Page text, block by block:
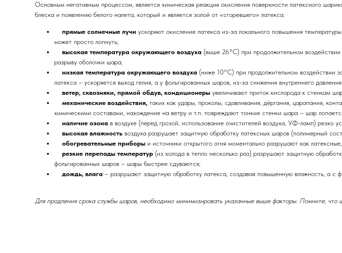
Основным негативным процессом, является химическая реакция окисления поверхности латексного
блеска и появлению белого налета, который и является золой от «сгоревшего» латекса.
прямые солнечные лучи ускоряют окисление латекса из-за локального повышения
может просто лопнуть;
высокая температура окружающего воздуха (выше 26°C) при продолжительном
разрыву оболочки шара;
низкая температура окружающего воздуха (ниже 10°C) при продолжительном воздействии
латекса – ускоряется выход гелия, а у фольгированных шаров, из-за снижения внутреннего
ветер, сквозняки, прямой обдув, кондиционеры увеличивают приток кислорода к стенкам
механические воздействия, таких как удары, проколы, сдавливания, дёргания, царапания,
химическими составами, нахождение на ветру и т.п. повреждают тонкие стенки шара – шар
наличие озона в воздухе (перед грозой, использование очистителей воздуха, УФ-ламп) резко
высокая влажность воздуха разрушает защитную обработку латексных шаров (полимерный
обогревательные приборы и источники открытого огня моментально разрушают как
резкие перепады температур (из холода в тепло несколько раз) разрушают защитную
фольгированных шаров – шары быстрее сдуваются;
дождь, влага – разрушают защитную обработку латекса, создавая повышенную влажность, а с
Для продления срока службы шаров, необходимо минимизировать указанные выше факторы. Помните, что